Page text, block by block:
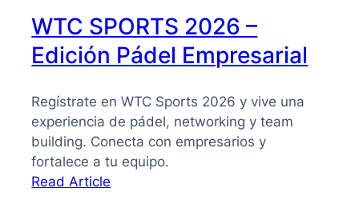
WTC SPORTS 2026 –
Edición Pádel Empresarial
Regístrate en WTC Sports 2026 y vive una
experiencia de pádel, networking y team
building. Conecta con empresarios y
fortalece a tu equipo.
Read Article